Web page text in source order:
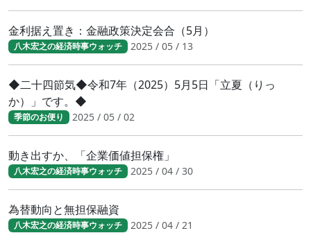
金利据え置き：金融政策決定会合（5月）
八木宏之の経済時事ウォッチ 2025 / 05 / 13
◆二十四節気◆令和7年（2025）5月5日「立夏（りっ
か）」です。◆
季節のお便り 2025 / 05 / 02
動き出すか、「企業価値担保権」
八木宏之の経済時事ウォッチ 2025 / 04 / 30
為替動向と無担保融資
八木宏之の経済時事ウォッチ 2025 / 04 / 21